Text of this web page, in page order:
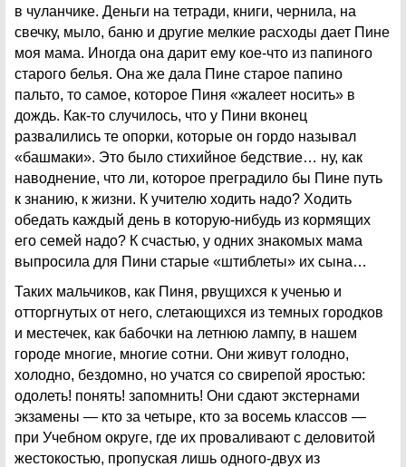
в чуланчике. Деньги на тетради, книги, чернила, на
свечку, мыло, баню и другие мелкие расходы дает Пине
моя мама. Иногда она дарит ему кое-что из папиного
старого белья. Она же дала Пине старое папино
пальто, то самое, которое Пиня «жалеет носить» в
дождь. Как-то случилось, что у Пини вконец
развалились те опорки, которые он гордо называл
«башмаки». Это было стихийное бедствие… ну, как
наводнение, что ли, которое преградило бы Пине путь
к знанию, к жизни. К учителю ходить надо? Ходить
обедать каждый день в которую-нибудь из кормящих
его семей надо? К счастью, у одних знакомых мама
выпросила для Пини старые «штиблеты» их сына…
Таких мальчиков, как Пиня, рвущихся к ученью и
отторгнутых от него, слетающихся из темных городков
и местечек, как бабочки на летнюю лампу, в нашем
городе многие, многие сотни. Они живут голодно,
холодно, бездомно, но учатся со свирепой яростью:
одолеть! понять! запомнить! Они сдают экстернами
экзамены — кто за четыре, кто за восемь классов —
при Учебном округе, где их проваливают с деловитой
жестокостью, пропуская лишь одного-двух из